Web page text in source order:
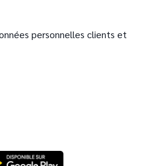
personnelles clients et